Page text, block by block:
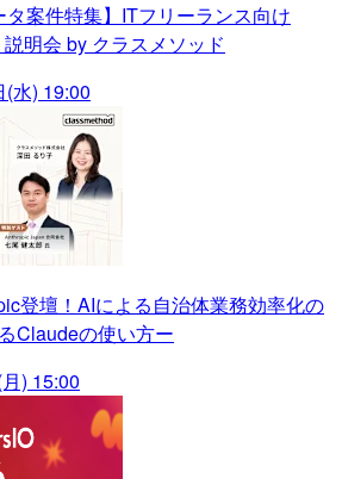
タ案件特集】ITフリーランス向け
説明会 by クラスメソッド
水) 19:00
登壇！AIによる自治体業務効率化の
Claudeの使い方ー
) 15:00